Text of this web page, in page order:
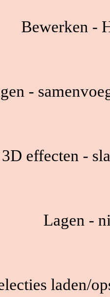
Bewerken -
-
effecten -
Lagen -
laden/